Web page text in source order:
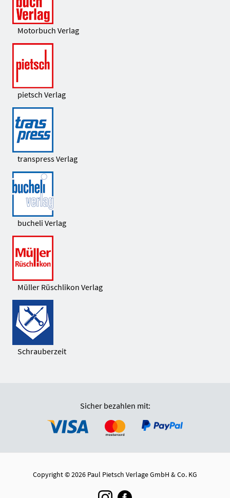
Motorbuch Verlag
pietsch Verlag
transpress Verlag
bucheli Verlag
Müller Rüschlikon Verlag
Schrauberzeit
Sicher bezahlen mit:
Copyright © 2026 Paul Pietsch Verlage GmbH & Co. KG